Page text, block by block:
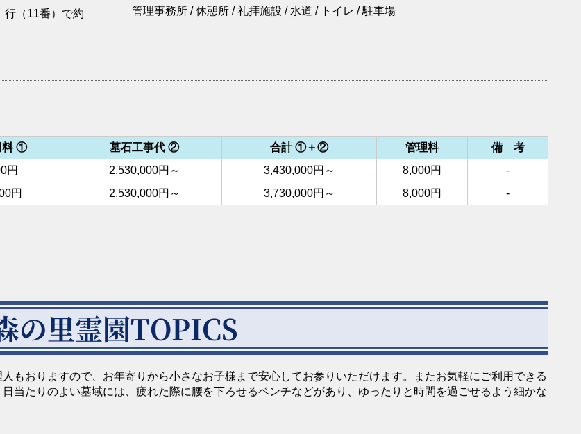
行（11番）で約
管理事務所 / 休憩所 / 礼拝施設 / 水道 / トイレ / 駐車場
料 ① 墓石工事代 ② 合計 ①＋② 管理料
備 考
円 2,530,000円～ 3,430,000円～ 8,000円
-
円 2,530,000円～ 3,730,000円～ 8,000円 -
の里霊園TOPICS
もおりますので、お年寄りから小さなお子様まで安心してお参りいただけます。またお気軽にご利用できる
当たりのよい墓域には、疲れた際に腰を下ろせるベンチなどがあり、ゆったりと時間を過ごせるよう細かな